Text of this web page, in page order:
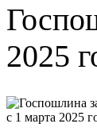
2025